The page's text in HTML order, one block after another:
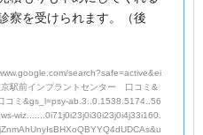
察を受けられます。（後
search?safe=active&ei
駅前インプラントセンター 口コミ&
コミ&gs_l=psy-ab.3..0.1538.5174..56
wiz.......0i71j0i23j0i30i23j0i4j33i160.